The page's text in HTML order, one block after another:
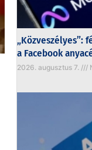
„Közveszélyes”:
a Facebook
2026. augusztus 7.